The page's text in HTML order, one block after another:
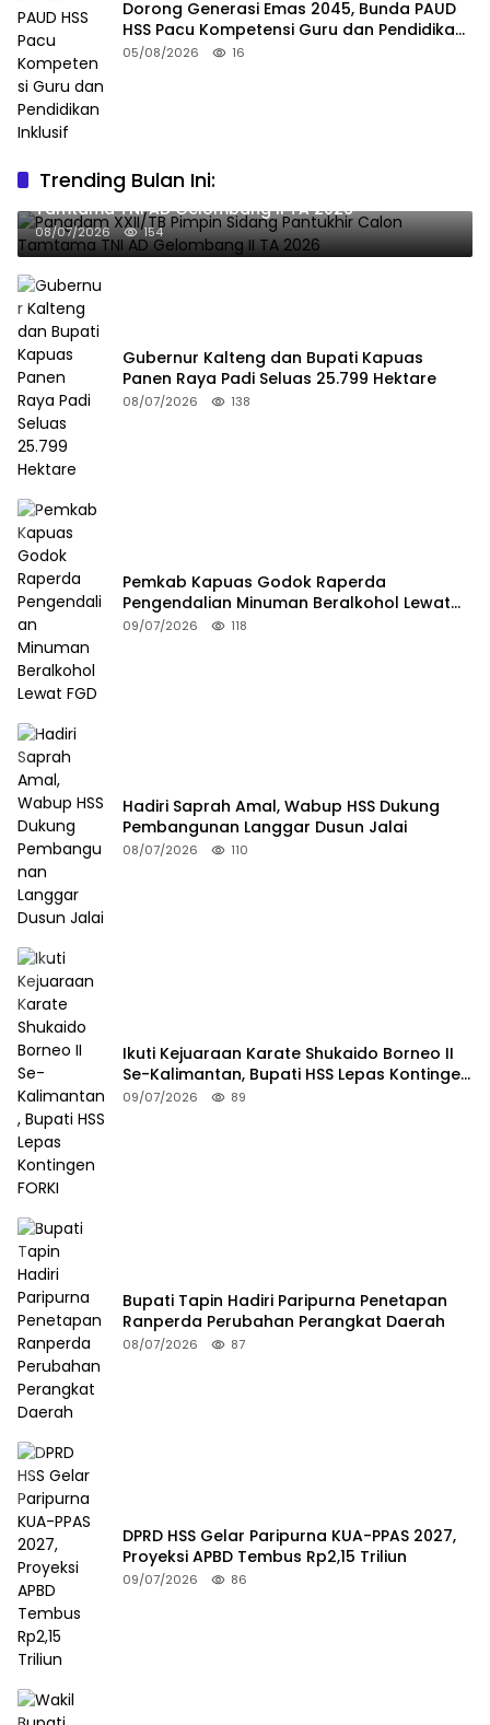
Dorong Generasi Emas 2045, Bunda PAUD
HSS Pacu Kompetensi Guru dan Pendidikan
Inklusif
05/08/2026 16
Trending Bulan Ini:
Pangdam XXII/TB Pimpin Sidang Pantukhir Calon
Tamtama TNI AD Gelombang II TA 2026
08/07/2026 154
Gubernur Kalteng dan Bupati Kapuas
Panen Raya Padi Seluas 25.799 Hektare
08/07/2026 138
Pemkab Kapuas Godok Raperda
Pengendalian Minuman Beralkohol Lewat
FGD
09/07/2026 118
Hadiri Saprah Amal, Wabup HSS Dukung
Pembangunan Langgar Dusun Jalai
08/07/2026 110
Ikuti Kejuaraan Karate Shukaido Borneo II
Se-Kalimantan, Bupati HSS Lepas Kontingen
FORKI
09/07/2026 89
Bupati Tapin Hadiri Paripurna Penetapan
Ranperda Perubahan Perangkat Daerah
08/07/2026 87
DPRD HSS Gelar Paripurna KUA-PPAS 2027,
Proyeksi APBD Tembus Rp2,15 Triliun
09/07/2026 86